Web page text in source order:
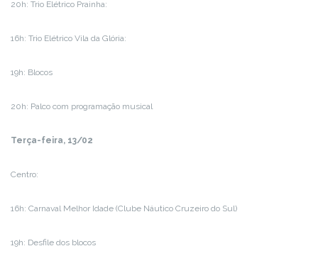
20h: Trio Elétrico Prainha:
16h: Trio Elétrico Vila da Glória:
19h: Blocos
20h: Palco com programação musical
Terça-feira, 13/02
Centro:
16h: Carnaval Melhor Idade (Clube Náutico Cruzeiro do Sul)
19h: Desfile dos blocos